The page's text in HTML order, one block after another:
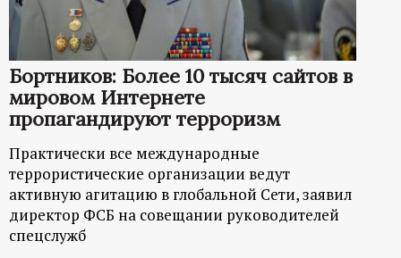
Бортников: Более 10 тысяч сайтов в
мировом Интернете
пропагандируют терроризм
Практически все международные
террористические организации ведут
активную агитацию в глобальной Сети, заявил
директор ФСБ на совещании руководителей
спецслужб